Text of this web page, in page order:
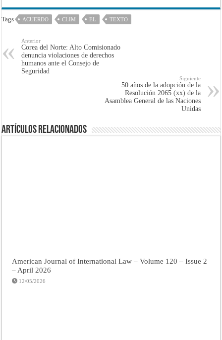
Tags ACUERDO CLIM EL TEXTO
Anterior
Corea del Norte: Alto Comisionado
denuncia violaciones de derechos
humanos ante el Consejo de
Seguridad
Siguiente
50 años de la adopción de la
Resolución 2065 (xx) de la
Asamblea General de las Naciones
Unidas
Artículos Relacionados
American Journal of International Law – Volume 120 – Issue 2
– April 2026
12/05/2026